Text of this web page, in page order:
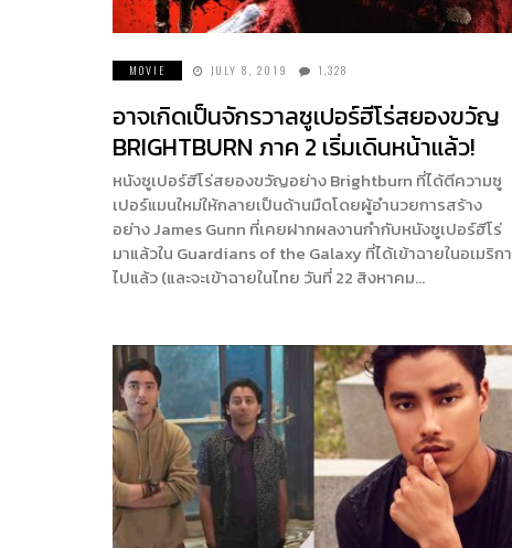
MOVIE JULY 8, 2019 1,328
อาจเกิดเป็นจักรวาลซูเปอร์ฮีโร่สยองขวัญ
BRIGHTBURN ภาค 2 เริ่มเดินหน้าแล้ว!
หนังซูเปอร์ฮีโร่สยองขวัญอย่าง Brightburn ที่ได้ตีความซู
เปอร์แมนใหม่ให้กลายเป็นด้านมืดโดยผู้อำนวยการสร้าง
อย่าง James Gunn ที่เคยฝากผลงานกำกับหนังซูเปอร์ฮีโร่
มาแล้วใน Guardians of the Galaxy ที่ได้เข้าฉายในอเมริกา
ไปแล้ว (และจะเข้าฉายในไทย วันที่ 22 สิงหาคม…